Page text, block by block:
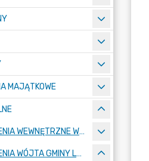
MAJĄTKOWE
ZARZĄDZENIA WEWNĘTRZNE WÓJTA GMINY LUBAŃ
ZARZĄDZENIA WÓJTA GMINY LUBAŃ